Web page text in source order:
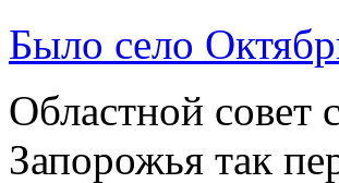
Было село
Областной совет
Запорожья так